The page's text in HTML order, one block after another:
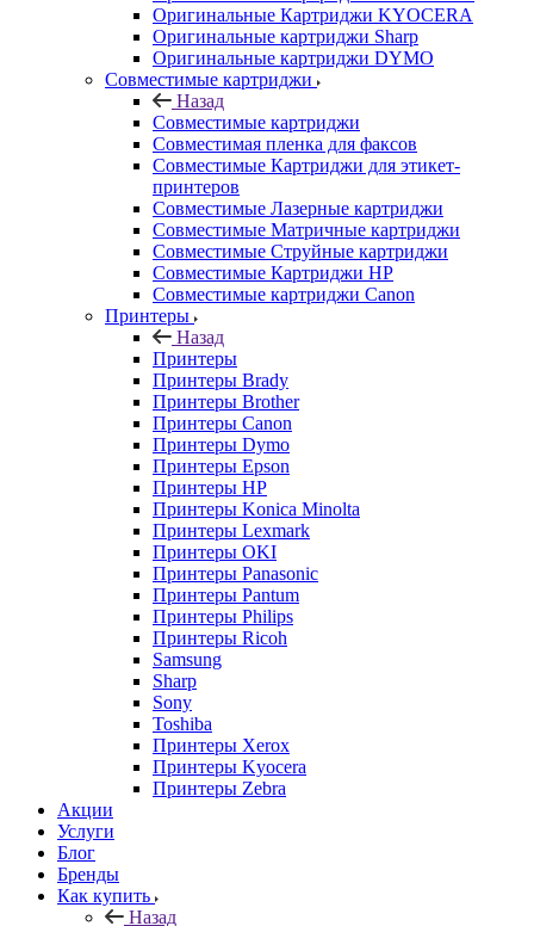
Оригинальные Картриджи KYOCERA
Оригинальные картриджи Sharp
Оригинальные картриджи DYMO
Совместимые картриджи
Назад
Совместимые картриджи
Совместимая пленка для факсов
Совместимые Картриджи для этикет-
принтеров
Совместимые Лазерные картриджи
Совместимые Матричные картриджи
Совместимые Струйные картриджи
Совместимые Картриджи HP
Совместимые картриджи Canon
Принтеры
Назад
Принтеры
Принтеры Brady
Принтеры Brother
Принтеры Canon
Принтеры Dymo
Принтеры Epson
Принтеры HP
Принтеры Konica Minolta
Принтеры Lexmark
Принтеры OKI
Принтеры Panasonic
Принтеры Pantum
Принтеры Philips
Принтеры Ricoh
Samsung
Sharp
Sony
Toshiba
Принтеры Xerox
Принтеры Kyocera
Принтеры Zebra
Акции
Услуги
Блог
Бренды
Как купить
Назад